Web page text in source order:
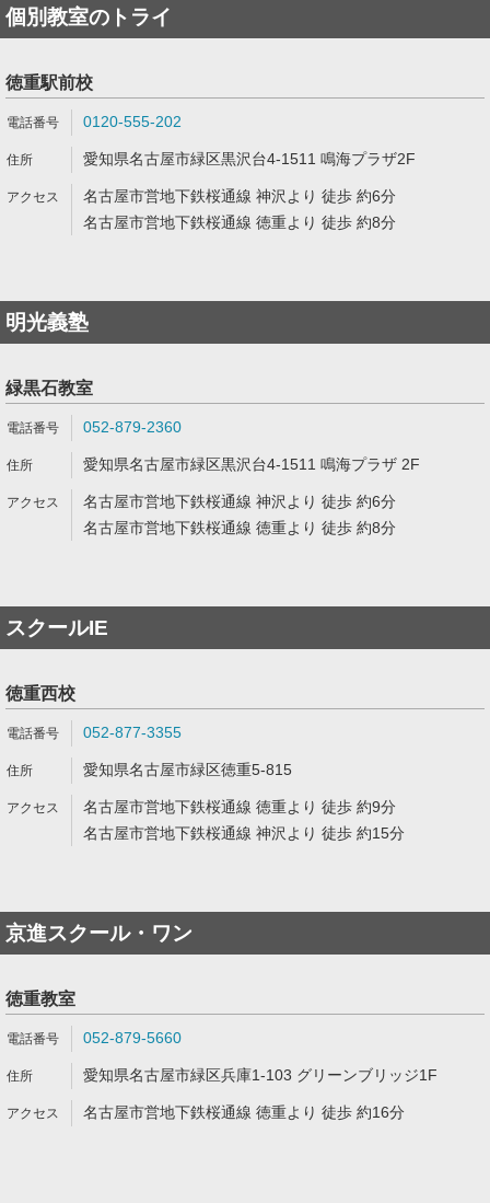
個別教室のトライ
徳重駅前校
0120-555-202
愛知県名古屋市緑区黒沢台4-1511 鳴海プラザ2F
名古屋市営地下鉄桜通線 神沢より 徒歩 約6分
名古屋市営地下鉄桜通線 徳重より 徒歩 約8分
明光義塾
緑黒石教室
052-879-2360
愛知県名古屋市緑区黒沢台4-1511 鳴海プラザ 2F
名古屋市営地下鉄桜通線 神沢より 徒歩 約6分
名古屋市営地下鉄桜通線 徳重より 徒歩 約8分
スクールIE
徳重西校
052-877-3355
愛知県名古屋市緑区徳重5-815
名古屋市営地下鉄桜通線 徳重より 徒歩 約9分
名古屋市営地下鉄桜通線 神沢より 徒歩 約15分
京進スクール・ワン
徳重教室
052-879-5660
愛知県名古屋市緑区兵庫1-103 グリーンブリッジ1F
名古屋市営地下鉄桜通線 徳重より 徒歩 約16分